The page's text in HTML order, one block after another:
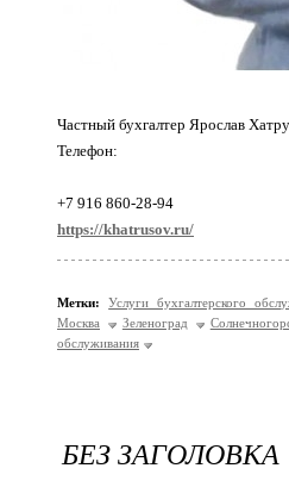
Частный бухгалтер Ярослав
Телефон:
+7 916 860-28-94
https://khatrusov.ru/
Метки: Услуги бухгалтерского
Москва
Зеленоград
обслуживания
БЕЗ ЗАГОЛОВКА